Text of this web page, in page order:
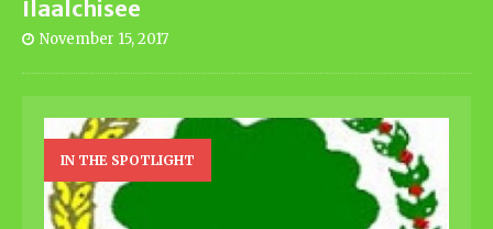
Ilaalchisee
November 15, 2017
IN THE SPOTLIGHT